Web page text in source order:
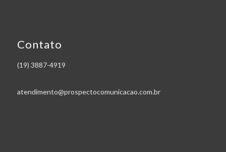
Contato
(19) 3887-4919
atendimento@prospectocomunicacao.com.br